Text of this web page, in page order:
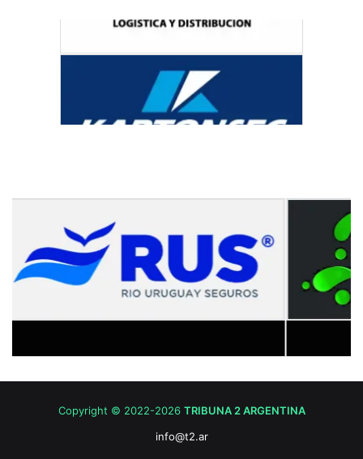
Copyright © 2022-2026 TRIBUNA 2 ARGENTINA
info@t2.ar